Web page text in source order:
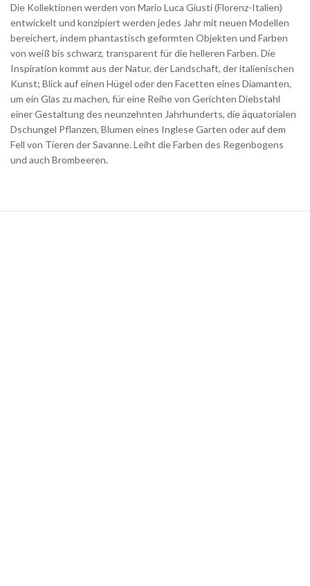
Die Kollektionen werden von Mario Luca Giusti (Florenz-Italien)
entwickelt und konzipiert werden jedes Jahr mit neuen Modellen
bereichert, indem phantastisch geformten Objekten und Farben
von weiß bis schwarz, transparent für die helleren Farben. Die
Inspiration kommt aus der Natur, der Landschaft, der italienischen
Kunst; Blick auf einen Hügel oder den Facetten eines Diamanten,
um ein Glas zu machen, für eine Reihe von Gerichten Diebstahl
einer Gestaltung des neunzehnten Jahrhunderts, die äquatorialen
Dschungel Pflanzen, Blumen eines Inglese Garten oder auf dem
Fell von Tieren der Savanne. Leiht die Farben des Regenbogens
und auch Brombeeren.